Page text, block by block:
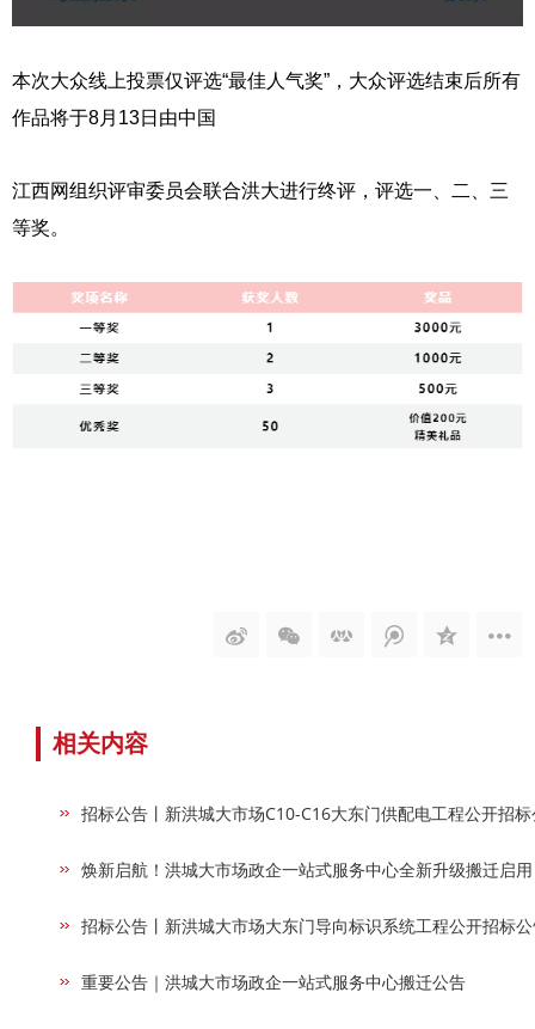
本次大众线上投票仅评选“最佳人气奖”，大众评选结束后所有
作品将于8月13日由中国
江西网组织评审委员会联合洪大进行终评，评选一、二、三
等奖。
相关内容
招标公告丨新洪城大市场C10-C16大东门供配电工程公开招
焕新启航！洪城大市场政企一站式服务中心全新升级搬迁启用
招标公告丨新洪城大市场大东门导向标识系统工程公开招标
重要公告｜洪城大市场政企一站式服务中心搬迁公告